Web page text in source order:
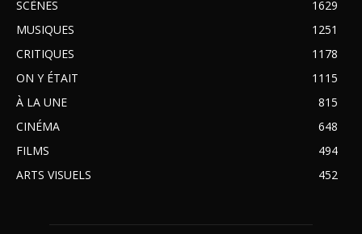
SCÈNES
1629
MUSIQUES
1251
CRITIQUES
1178
ON Y ÉTAIT
1115
À LA UNE
815
CINÉMA
648
FILMS
494
ARTS VISUELS
452